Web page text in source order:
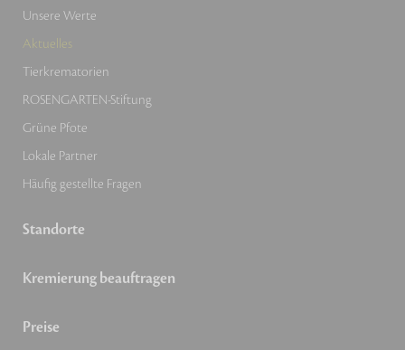
Unsere Werte
Aktuelles
Tierkrematorien
ROSENGARTEN-Stiftung
Grüne Pfote
Lokale Partner
Häufig gestellte Fragen
Standorte
Kremierung beauftragen
Preise